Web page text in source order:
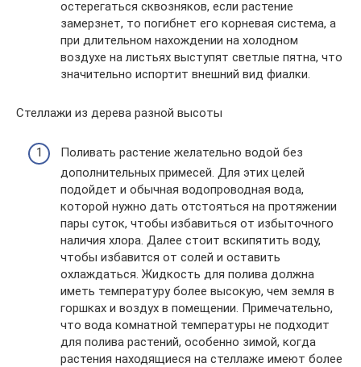
остерегаться сквозняков, если растение
замерзнет, то погибнет его корневая система, а
при длительном нахождении на холодном
воздухе на листьях выступят светлые пятна, что
значительно испортит внешний вид фиалки.
Стеллажи из дерева разной высоты
Поливать растение желательно водой без
дополнительных примесей. Для этих целей
подойдет и обычная водопроводная вода,
которой нужно дать отстояться на протяжении
пары суток, чтобы избавиться от избыточного
наличия хлора. Далее стоит вскипятить воду,
чтобы избавится от солей и оставить
охлаждаться. Жидкость для полива должна
иметь температуру более высокую, чем земля в
горшках и воздух в помещении. Примечательно,
что вода комнатной температуры не подходит
для полива растений, особенно зимой, когда
растения находящиеся на стеллаже имеют более